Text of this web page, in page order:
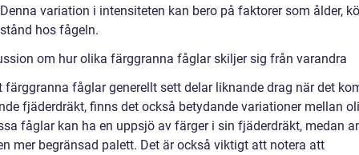
variation i intensiteten kan bero på faktorer som ålder,
hos fågeln.
om hur olika färggranna fåglar skiljer sig från varandra
färggranna fåglar generellt sett delar liknande drag när det
fjäderdräkt, finns det också betydande variationer mellan
fåglar kan ha en uppsjö av färger i sin fjäderdräkt, medan
mer begränsad palett. Det är också viktigt att notera att